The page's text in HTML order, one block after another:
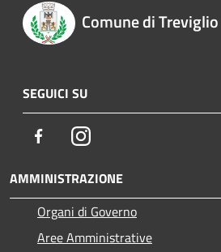
Comune di Treviglio
SEGUICI SU
FacebookInstagram
AMMINISTRAZIONE
Organi di Governo
Aree Amministrative